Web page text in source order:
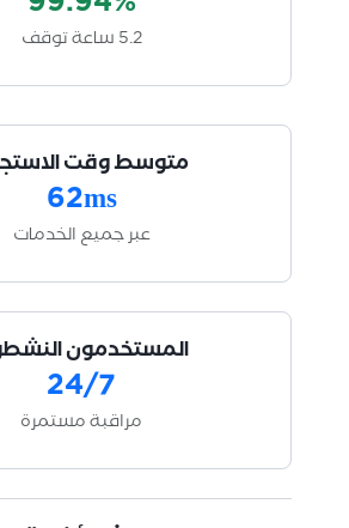
5.2 ساعة توقف
متوسط وقت
62ms
عبر جميع الخدمات
المستخدمون
24/7
مراقبة مستمرة